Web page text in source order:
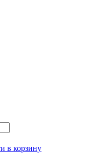
в корзину